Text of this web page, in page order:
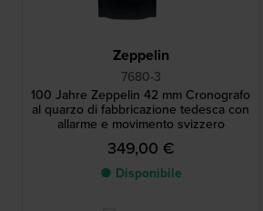
Zeppelin
7680-3
100 Jahre Zeppelin 42 mm Cronografo
al quarzo di fabbricazione tedesca con
allarme e movimento svizzero
349,00 €
● Disponibile